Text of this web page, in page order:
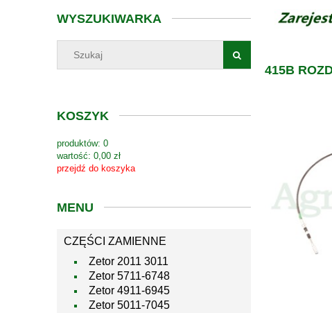
WYSZUKIWARKA
KOSZYK
produktów: 0
wartość: 0,00 zł
przejdź do koszyka
MENU
CZĘŚCI ZAMIENNE
Zetor 2011 3011
Zetor 5711-6748
Zetor 4911-6945
Zetor 5011-7045
415B